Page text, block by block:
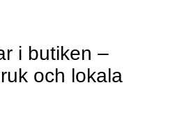
i butiken –
och lokala